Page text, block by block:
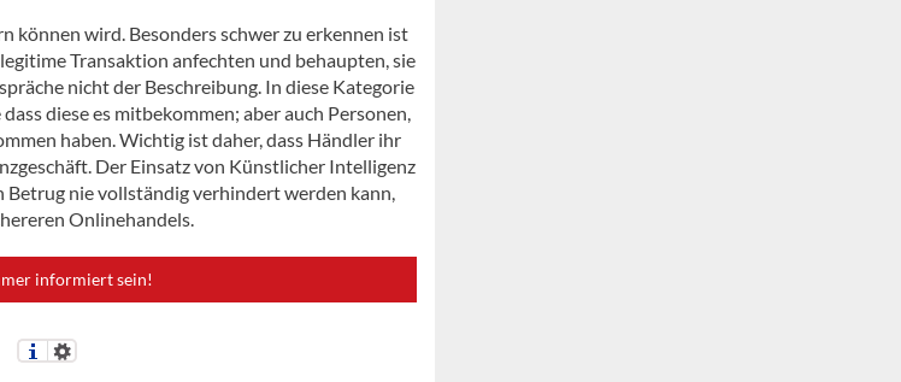
können wird. Besonders schwer zu erkennen ist
Transaktion anfechten und behaupten, sie
nicht der Beschreibung. In diese Kategorie
diese es mitbekommen; aber auch Personen,
haben. Wichtig ist daher, dass Händler ihr
Der Einsatz von Künstlicher Intelligenz
Betrug nie vollständig verhindert werden kann,
Onlinehandels.
informiert sein!